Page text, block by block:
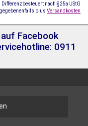
nach §25a UStG
gegebenenfalls plus Versandkosten
Facebook
0911